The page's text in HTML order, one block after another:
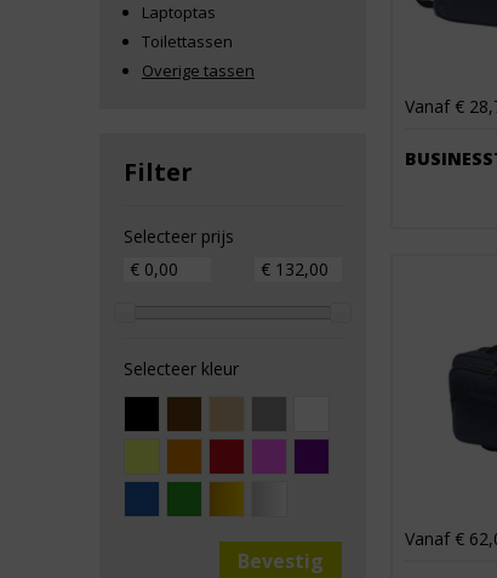
Laptoptas
Toilettassen
Overige tassen
Filter
Selecteer prijs
Selecteer kleur
Vanaf €
Vanaf €